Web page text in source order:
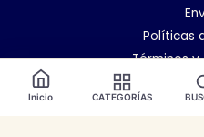
Políticas
Términos
Inicio CATEGORÍAS